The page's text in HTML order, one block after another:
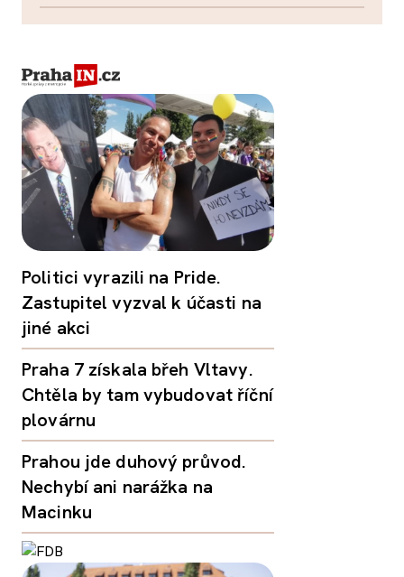
Politici vyrazili na Pride.
Zastupitel vyzval k účasti na
jiné akci
Praha 7 získala břeh Vltavy.
Chtěla by tam vybudovat říční
plovárnu
Prahou jde duhový průvod.
Nechybí ani narážka na
Macinku